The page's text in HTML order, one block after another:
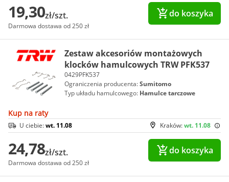
19,30zł/szt.
Darmowa dostawa od 250 zł
do koszyka
Zestaw akcesoriów montażowych
klocków hamulcowych TRW PFK537
0429PFK537
Ograniczenia producenta:Sumitomo
Typ układu hamulcowego: Hamulce tarczowe
Kup na raty
Kraków:wt. 11.08
U ciebie:wt. 11.08
24,78zł/szt.
Darmowa dostawa od 250 zł
do koszyka